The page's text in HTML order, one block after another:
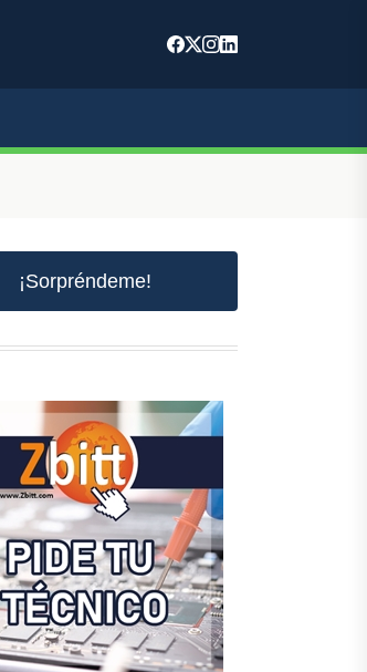
¡Sorpréndeme!